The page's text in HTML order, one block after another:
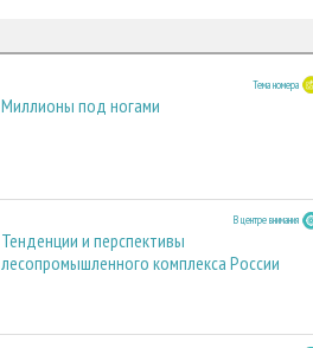
Тема номера
Миллионы под ногами
В центре внимания
Тенденции и перспективы
лесопромышленного комплекса России